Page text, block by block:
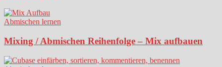
Abmischen lernen
Mixing / Abmischen Reihenfolge – Mix aufbauen